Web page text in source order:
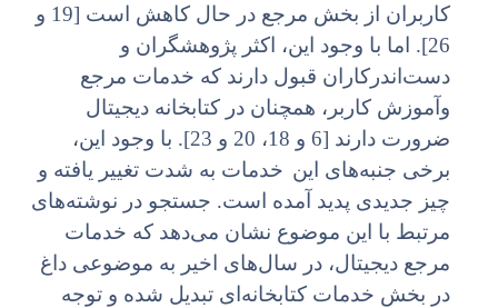
کاربران از بخش مرجع در حال کاهش است [19 و
26]. اما با وجود این، اکثر پژوهشگران و
دست‌اندرکاران قبول‌ دارند که خدمات مرجع
وآموزش کاربر، همچنان در کتابخانه دیجیتال
ضرورت دارند [6 و 18، 20 و 23]. با وجود این،
برخی جنبه‌های این خدمات به شدت تغییر یافته و
چیز جدیدی پدید آمده است. جستجو در نوشته‌های
مرتبط با این موضوع نشان می‌دهد که خدمات
مرجع دیجیتال، در سال‌های اخیر به موضوعی داغ
در بخش خدمات کتابخانه‌ای تبدیل شده و توجه